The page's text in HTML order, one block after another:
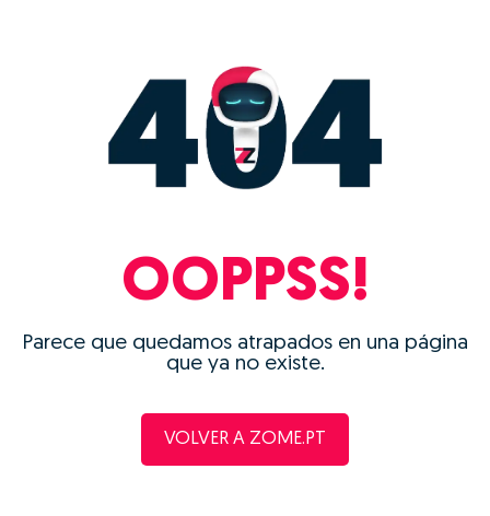
OOPPSS!
Parece que quedamos atrapados en una página
que ya no existe.
VOLVER A ZOME.PT